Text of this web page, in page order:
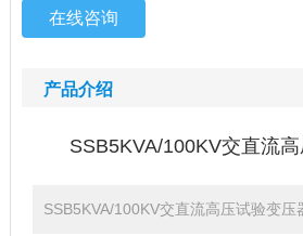
在线咨询
产品介绍
SSB5KVA/100KV交直流
SSB5KVA/100KV交直流高压试验变压